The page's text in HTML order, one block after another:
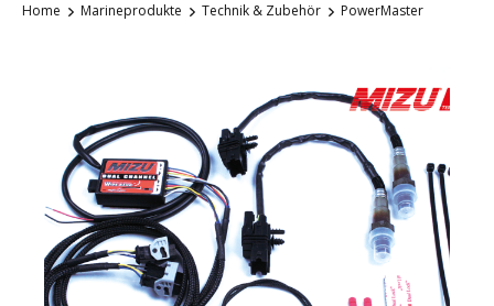
Home Marineprodukte Technik & Zubehör PowerMaster